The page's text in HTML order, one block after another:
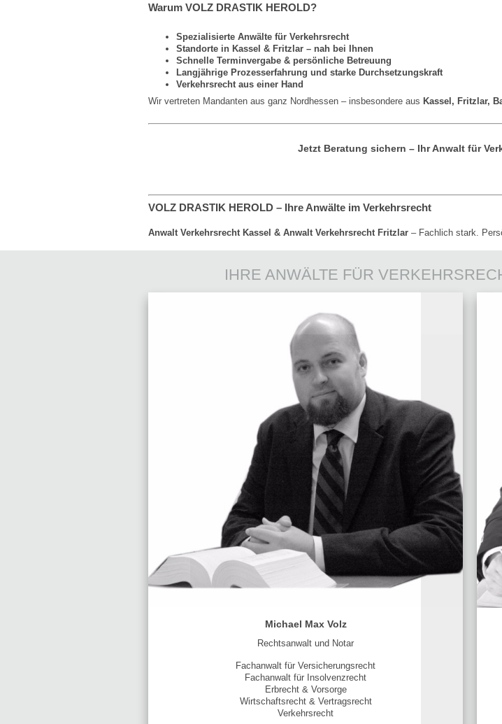
Warum VOLZ DRASTIK HEROLD?
Spezialisierte Anwälte für Verkehrsrecht
Standorte in Kassel & Fritzlar – nah bei Ihnen
Schnelle Terminvergabe & persönliche Betreuung
Langjährige Prozesserfahrung und starke Durchsetzungskraft
Verkehrsrecht aus einer Hand
Wir vertreten Mandanten aus ganz Nordhessen – insbesondere aus Kassel, Fritzlar,
Jetzt Beratung sichern – Ihr Anwalt für
VOLZ DRASTIK HEROLD – Ihre Anwälte im Verkehrsrecht
Anwalt Verkehrsrecht Kassel & Anwalt Verkehrsrecht Fritzlar – Fachlich stark.
IHRE ANWÄLTE FÜR
Michael Max Volz
Rechtsanwalt und Notar
Fachanwalt für Versicherungsrecht
Fachanwalt für Insolvenzrecht
Erbrecht & Vorsorge
Wirtschaftsrecht & Vertragsrecht
Verkehrsrecht